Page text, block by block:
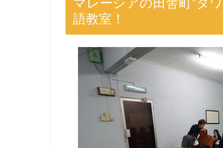
語教室！